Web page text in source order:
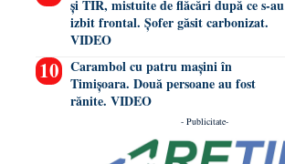
și TIR, mistuite de flăcări după ce s-au
izbit frontal. Șofer găsit carbonizat.
VIDEO
Carambol cu patru mașini în
Timișoara. Două persoane au fost
rănite. VIDEO
- Publicitate-